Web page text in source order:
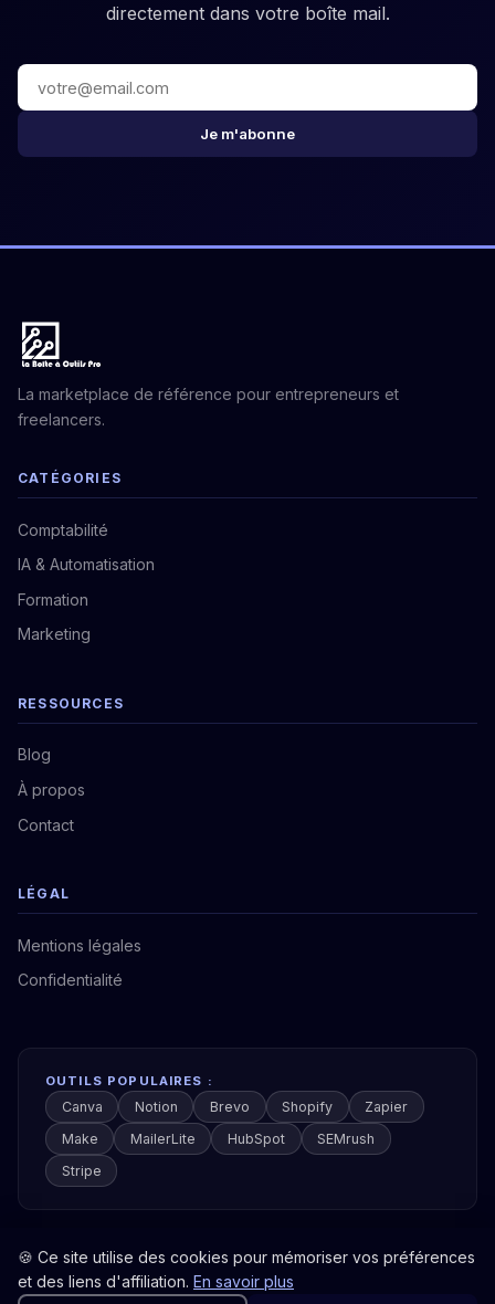
directement dans votre boîte mail.
Je m'abonne
La marketplace de référence pour entrepreneurs et
freelancers.
CATÉGORIES
Comptabilité
IA & Automatisation
Formation
Marketing
RESSOURCES
Blog
À propos
Contact
LÉGAL
Mentions légales
Confidentialité
OUTILS POPULAIRES :
Canva Notion Brevo Shopify
Zapier
Make
MailerLite HubSpot
SEMrush
Stripe
© 2026 Boîte à Outils Pro. Tous droits réservés.
🍪 Ce site utilise des cookies pour mémoriser vos préférences
et des liens d'affiliation. En savoir plus